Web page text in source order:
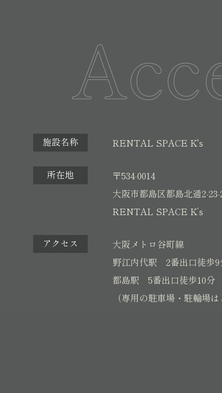
施設名称 RENTAL SPACE K's
所在地
〒534-0014
大阪市都島区都島北通2-
RENTAL SPACE K’s
アクセス
大阪メトロ谷町線
野江内代駅 2番出口徒歩9
都島駅 5番出口徒歩10分
（専用の駐車場・駐輪場